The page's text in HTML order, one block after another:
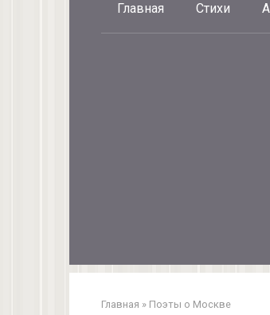
Главная Стихи
Главная » Поэты о Москве